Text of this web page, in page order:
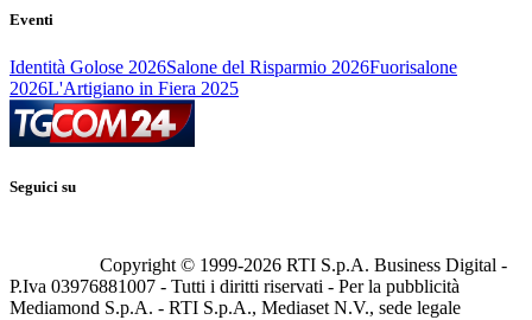
Eventi
Identità Golose 2026Salone del Risparmio 2026Fuorisalone
2026L'Artigiano in Fiera 2025
Seguici su
Copyright © 1999-2026 RTI S.p.A. Business Digital -
P.Iva 03976881007 - Tutti i diritti riservati - Per la pubblicità
Mediamond S.p.A. - RTI S.p.A., Mediaset N.V., sede legale